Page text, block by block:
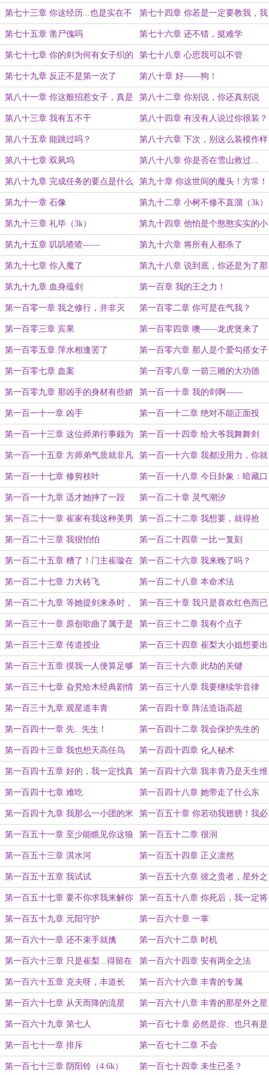
版本吧
第七十三章 你这经历...也是实在不
赖呀！
第七十四章 你若是一定要教我，我
也没辙
第七十五章 凿尸傀吗 第七十六章 还不错，挺难学
第七十七章 你的剑为何有女子织的
剑穗
第七十八章 心思我可以不管
第七十九章 反正不是第一次了 第八十章 好——狗！
第八十一章 你这般招惹女子，真是
该死
第八十二章 你别说，你还真别说
第八十三章 我有五不干 第八十四章 有没有人说过你很装？
第八十五章 能跳过吗？ 第八十六章 下次，别这么装模作样
成吗
第八十七章 双夙坞 第八十八章 你是否在雪山救过...
第八十九章 完成任务的要点是什么
呢？
第九十章 你这世间的魔头！方常！
第九十一章 石像 第九十二章 小树不修不直溜（3k）
第九十三章 礼毕（3k） 第九十四章 他怕是个憨憨实实的小
男孩
第九十五章 叽叽喳喳—— 第九十六章 将所有人都杀了
第九十七章 你入魔了 第九十八章 说到底，你还是为了那
尼姑
第九十九章 血身蕴剑 第一百章 我的王之力！
第一百零一章 我之修行，并非灭
欲，而是释欲
第一百零二章 你可是在气我？
第一百零三章 宾果 第一百零四章 噢——龙虎煲来了
第一百零五章 萍水相逢罢了 第一百零六章 那人是个爱勾搭女子
的性子
第一百零七章 血案 第一百零八章 一箭三雕的大功德
第一百零九章 那凶手的身材有些娇
小
第一百一十章 我的剑啊——
第一百一十一章 凶手 第一百一十二章 绝对不能正面投
降！
第一百一十三章 这位师弟行事颇为
傲慢
第一百一十四章 给大爷我舞舞剑
第一百一十五章 方师弟气质就非凡 第一百一十六章 我都没用力，你就
往自己脖子里剌一刀，没意思
第一百一十七章 修剪枝叶 第一百一十八章 今日卦象：暗藏口
舌、损耗、纠缠
第一百一十九章 适才她摔了一跤 第一百二十章 灵气潮汐
第一百二十一章 崔家有我这种美男
子
第一百二十二章 我想要，就得抢
第一百二十三章 我很怕怕 第一百二十四章 一比一复刻
第一百二十五章 糟了！门主崔璇在
跳钢管舞！
第一百二十六章 我来晚了吗？
第一百二十七章 力大砖飞 第一百二十八章 本命术法
第一百二十九章 等她提剑来杀时，
便是你俩见面的时候
第一百三十章 我只是喜欢红色而已
第一百三十一章 原创歌曲了属于是 第一百三十二章 我有个点子
第一百三十三章 传道授业 第一百三十四章 崔梨大小姐想要出
门
第一百三十五章 摸我一人便算足够
了
第一百三十六章 此劫的关键
第一百三十七章 旮旯给木经典剧情 第一百三十八章 我要继续学音律
第一百三十九章 观星道丰青 第一百四十章 阵法造诣高超
第一百四十一章 先...先生！ 第一百四十二章 我会保护先生的
第一百四十三章 我也想天高任鸟
飞！
第一百四十四章 化人秘术
第一百四十五章 好的，我一定找真
人
第一百四十六章 我丰青乃是天生维
护定数的使者
第一百四十七章 难吃 第一百四十八章 她带走了什么东
西？
第一百四十九章 我那么一小团的米
柚呢！？
第一百五十章 你若动我翅膀！我必
毁你整个天堂！
第一百五十一章 至少能瞧见你这狼
狈的样子
第一百五十二章 很润
第一百五十三章 淇水河 第一百五十四章 正义凛然
第一百五十五章 我试试 第一百五十六章 彼之贵者，星外之
星
第一百五十七章 要不你求我来解你
衣裳吧？
第一百五十八章 你死后，我一定将
你炼成阴尸警醒自己
第一百五十九章 元阳守护 第一百六十章 一掌
第一百六十一章 还不束手就擒 第一百六十二章 时机
第一百六十三章 只是崔梨...得留在
这里了
第一百六十四章 安有两全之法
第一百六十五章 克夫呀，丰道长 第一百六十六章 丰青的专属
第一百六十七章 从天而降的流星 第一百六十八章 丰青的那星外之星
第一百六十九章 第七人 第一百七十章 必然是你、也只有是
你
第一百七十一章 排斥 第一百七十二章 不会
第一百七十三章 阴阳铃（4.6k） 第一百七十四章 未生已圣？